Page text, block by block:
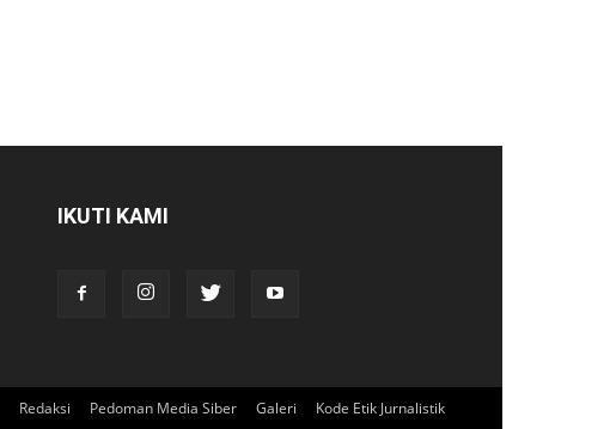
IKUTI KAMI
Redaksi Pedoman Media Siber Galeri Kode Etik Jurnalistik